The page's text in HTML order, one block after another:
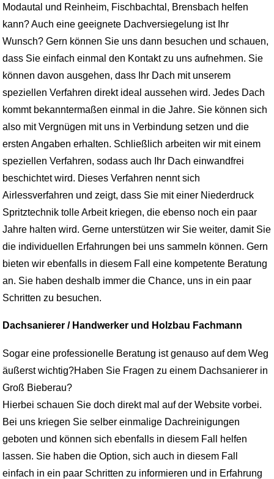
Modautal und Reinheim, Fischbachtal, Brensbach helfen
kann? Auch eine geeignete Dachversiegelung ist Ihr
Wunsch? Gern können Sie uns dann besuchen und schauen,
dass Sie einfach einmal den Kontakt zu uns aufnehmen. Sie
können davon ausgehen, dass Ihr Dach mit unserem
speziellen Verfahren direkt ideal aussehen wird. Jedes Dach
kommt bekanntermaßen einmal in die Jahre. Sie können sich
also mit Vergnügen mit uns in Verbindung setzen und die
ersten Angaben erhalten. Schließlich arbeiten wir mit einem
speziellen Verfahren, sodass auch Ihr Dach einwandfrei
beschichtet wird. Dieses Verfahren nennt sich
Airlessverfahren und zeigt, dass Sie mit einer Niederdruck
Spritztechnik tolle Arbeit kriegen, die ebenso noch ein paar
Jahre halten wird. Gerne unterstützen wir Sie weiter, damit Sie
die individuellen Erfahrungen bei uns sammeln können. Gern
bieten wir ebenfalls in diesem Fall eine kompetente Beratung
an. Sie haben deshalb immer die Chance, uns in ein paar
Schritten zu besuchen.
Dachsanierer / Handwerker und Holzbau Fachmann
Sogar eine professionelle Beratung ist genauso auf dem Weg
äußerst wichtig?Haben Sie Fragen zu einem Dachsanierer in
Groß Bieberau?
Hierbei schauen Sie doch direkt mal auf der Website vorbei.
Bei uns kriegen Sie selber einmalige Dachreinigungen
geboten und können sich ebenfalls in diesem Fall helfen
lassen. Sie haben die Option, sich auch in diesem Fall
einfach in ein paar Schritten zu informieren und in Erfahrung